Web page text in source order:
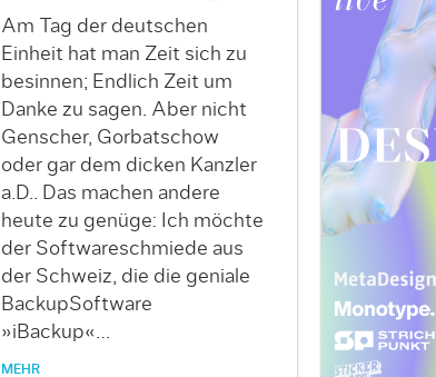
Am Tag der deutschen
Einheit hat man Zeit sich zu
besinnen; Endlich Zeit um
Danke zu sagen. Aber nicht
Genscher, Gorbatschow
oder gar dem dicken Kanzler
a.D.. Das machen andere
heute zu genüge: Ich möchte
der Softwareschmiede aus
der Schweiz, die die geniale
BackupSoftware
»iBackup«…
MEHR